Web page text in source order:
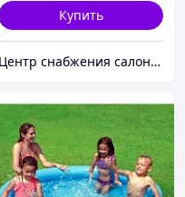
Купить
Центр снабжения салонов красоты DenIC